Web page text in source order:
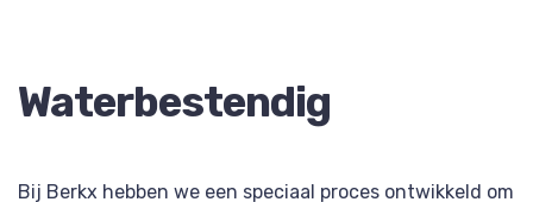
Waterbestendig
Bij Berkx hebben we een speciaal proces ontwikkeld om